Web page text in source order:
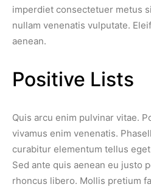
imperdiet consectetuer metus
nullam venenatis vulputate.
aenean.
Positive Lists
Quis arcu enim pulvinar vitae.
vivamus enim venenatis.
curabitur elementum tellus
Sed ante quis aenean eu justo
rhoncus libero. Mollis pretium